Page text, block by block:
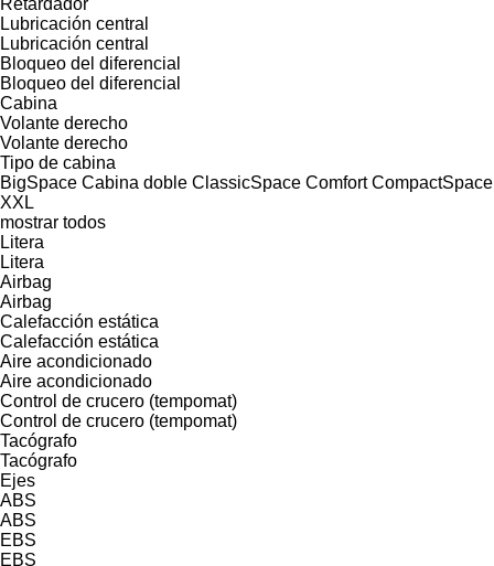
Lubricación central
Lubricación central
Bloqueo del diferencial
Bloqueo del diferencial
Cabina
Volante derecho
Volante derecho
Tipo de cabina
BigSpace Cabina doble ClassicSpace Comfort CompactSpace
XXL
mostrar todos
Litera
Litera
Airbag
Airbag
Calefacción estática
Calefacción estática
Aire acondicionado
Aire acondicionado
Control de crucero (tempomat)
Control de crucero (tempomat)
Tacógrafo
Tacógrafo
Ejes
ABS
ABS
EBS
EBS